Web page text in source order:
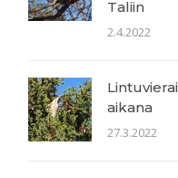
Taliin
2.4.2022
aikana
27.3.2022